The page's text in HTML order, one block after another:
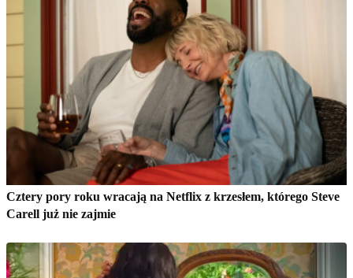
Cztery pory roku wracają na Netflix z krzesłem, którego Steve
Carell już nie zajmie